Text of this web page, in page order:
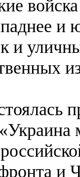
и
и
«Украина
и